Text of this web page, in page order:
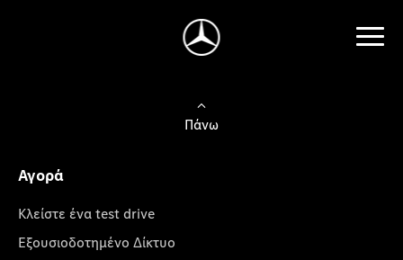
Πάνω
Αγορά
Κλείστε ένα test drive
Εξουσιοδοτημένο Δίκτυο